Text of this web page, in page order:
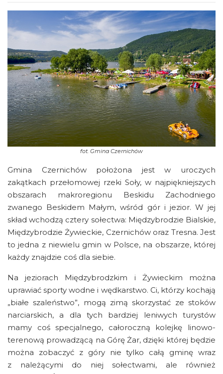
fot. Gmina Czernichów
Gmina Czernichów położona jest w uroczych
zakątkach przełomowej rzeki Soły, w najpiękniejszych
obszarach makroregionu Beskidu Zachodniego
zwanego Beskidem Małym, wśród gór i jezior. W jej
skład wchodzą cztery sołectwa: Międzybrodzie Bialskie,
Międzybrodzie Żywieckie, Czernichów oraz Tresna. Jest
to jedna z niewielu gmin w Polsce, na obszarze, której
każdy znajdzie coś dla siebie.
Na jeziorach Międzybrodzkim i Żywieckim można
uprawiać sporty wodne i wędkarstwo. Ci, którzy kochają
„białe szaleństwo”, mogą zimą skorzystać ze stoków
narciarskich, a dla tych bardziej leniwych turystów
mamy coś specjalnego, całoroczną kolejkę linowo-
terenową prowadzącą na Górę Żar, dzięki której będzie
można zobaczyć z góry nie tylko całą gminę wraz
z należącymi do niej sołectwami, ale również